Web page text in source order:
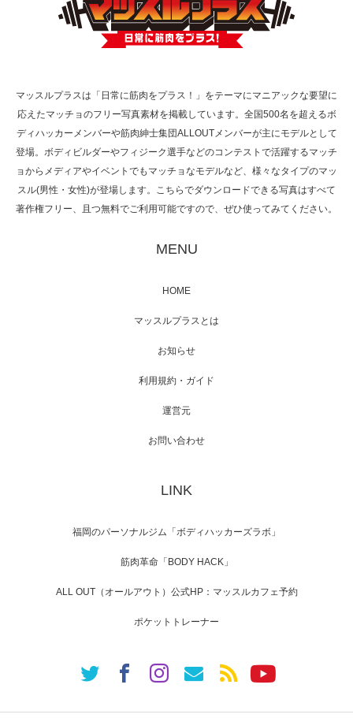
TOKYO FMラジオ番組「ONE MORNING」
で紹介さ…
た（6/8放送）
映画「メカバース」舞台挨拶へマッスルプラ
【TV】NHK BS「COOL JAPAN 」にてマッス
「ねとらぼ」さんに…
マッスルプラスは「日常に筋肉をプラス！」をテーマにマニアックな要望に
応えたマッチョのフリー写真素材を掲載しています。全国500名を超えるボ
ディハッカーメンバーや筋肉紳士集団ALLOUTメンバーが主にモデルとして
登場。ボディビルダーやフィジーク選手などのコンテストで活躍するマッチ
ョからメディアやイベントでもマッチョなモデルなど、様々なタイプのマッ
スル(男性・女性)が登場します。こちらでダウンロードできる写真はすべて
著作権フリー、且つ無料でご利用可能ですので、ぜひ使ってみてください。
MENU
HOME
マッスルプラスとは
お知らせ
利用規約・ガイド
運営元
お問い合わせ
LINK
福岡のパーソナルジム「ボディハッカーズラボ」
筋肉革命「BODY HACK」
ALL OUT（オールアウト）公式HP：マッスルカフェ予約
ポケットトレーナー